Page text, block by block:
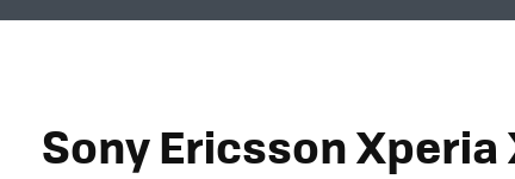
Sony Ericsson Xperia